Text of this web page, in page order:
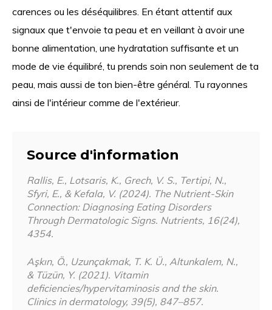
carences ou les déséquilibres. En étant attentif aux
signaux que t'envoie ta peau et en veillant à avoir une
bonne alimentation, une hydratation suffisante et un
mode de vie équilibré, tu prends soin non seulement de ta
peau, mais aussi de ton bien-être général. Tu rayonnes
ainsi de l'intérieur comme de l'extérieur.
Source d'information
Rallis, E., Lotsaris, K., Grech, V. S., Tertipi, N.,
Sfyri, E., & Kefala, V. (2024). The Nutrient-Skin
Connection: Diagnosing Eating Disorders
Through Dermatologic Signs. Nutrients, 16(24),
4354.
Aşkın, Ö., Uzunçakmak, T. K. Ü., Altunkalem, N.,
& Tüzün, Y. (2021). Vitamin
deficiencies/hypervitaminosis and the skin.
Clinics in dermatology, 39(5), 847–857.